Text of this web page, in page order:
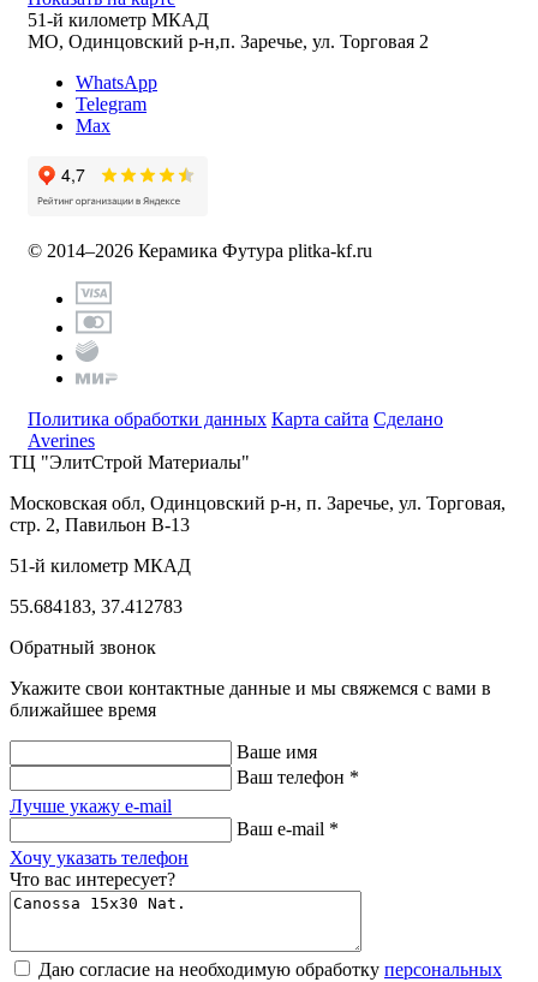
51-й километр МКАД
МО, Одинцовский р-н,п. Заречье, ул. Торговая 2
WhatsApp
Telegram
Max
© 2014–2026 Керамика Футура plitka-kf.ru
Политика обработки данных Карта сайта Сделано
Averines
ТЦ "ЭлитСтрой Материалы"
Московская обл, Одинцовский р-н, п. Заречье, ул. Торговая,
стр. 2, Павильон В-13
51-й километр МКАД
55.684183, 37.412783
Обратный звонок
Укажите свои контактные данные и мы свяжемся с вами в
ближайшее время
Ваше имя
Ваш телефон *
Лучше укажу e-mail
Ваш e-mail *
Хочу указать телефон
Что вас интересует?
Даю согласие на необходимую обработку персональных